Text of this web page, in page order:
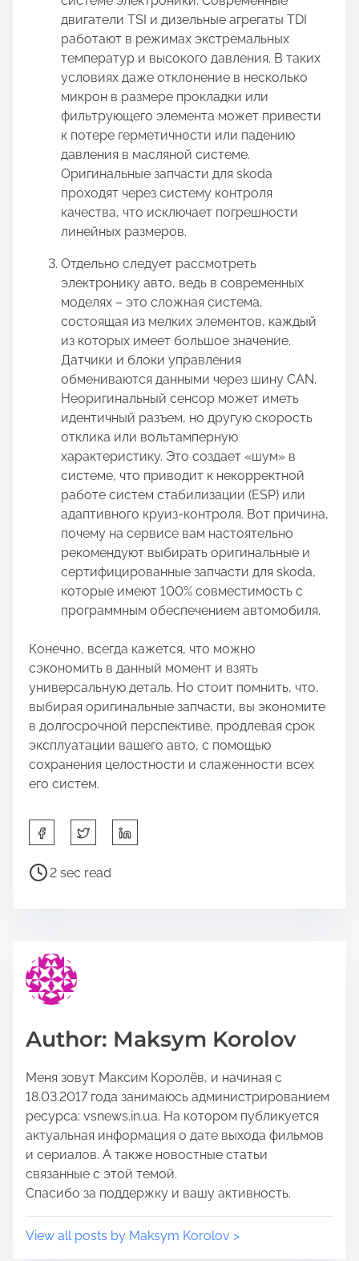
двигатели TSI и дизельные агрегаты TDI
работают в режимах экстремальных
температур и высокого давления. В таких
условиях даже отклонение в несколько
микрон в размере прокладки или
фильтрующего элемента может привести
к потере герметичности или падению
давления в масляной системе.
Оригинальные запчасти для skoda
проходят через систему контроля
качества, что исключает погрешности
линейных размеров.
Отдельно следует рассмотреть
электронику авто, ведь в современных
моделях – это сложная система,
состоящая из мелких элементов, каждый
из которых имеет большое значение.
Датчики и блоки управления
обмениваются данными через шину CAN.
Неоригинальный сенсор может иметь
идентичный разъем, но другую скорость
отклика или вольтамперную
характеристику. Это создает «шум» в
системе, что приводит к некорректной
работе систем стабилизации (ESP) или
адаптивного круиз-контроля. Вот причина,
почему на сервисе вам настоятельно
рекомендуют выбирать оригинальные и
сертифицированные запчасти для skoda,
которые имеют 100% совместимость с
программным обеспечением автомобиля.
Конечно, всегда кажется, что можно
сэкономить в данный момент и взять
универсальную деталь. Но стоит помнить, что,
выбирая оригинальные запчасти, вы экономите
в долгосрочной перспективе, продлевая срок
эксплуатации вашего авто, с помощью
сохранения целостности и слаженности всех
его систем.
h
a
s
p
s
o
n
:
P
o
e
a
d
i
e
2 sec read
Author: Maksym Korolov
Меня зовут Максим Королёв, и начиная с
18.03.2017 года занимаюсь администрированием
ресурса: vsnews.in.ua. На котором публикуется
актуальная информация о дате выхода фильмов
и сериалов. А также новостные статьи
связанные с этой темой.
Спасибо за поддержку и вашу активность.
View all posts by Maksym Korolov >